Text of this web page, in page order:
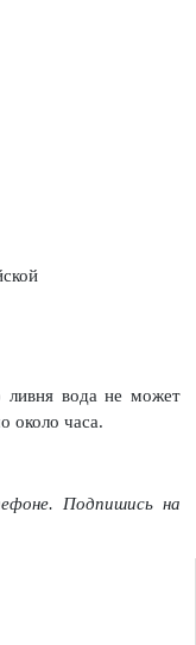
вода не может
около часа.
Подпишись на